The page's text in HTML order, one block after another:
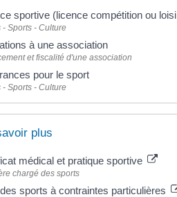
sportive (licence compétition ou
- Sports - Culture
à une association
et fiscalité d'une association
pour le sport
- Sports - Culture
plus
médical et pratique sportive
chargé des sports
sports à contraintes particulières